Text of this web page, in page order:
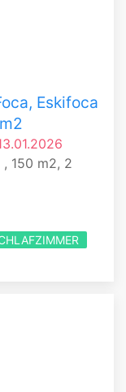
Eskifoca
150 m2, 2